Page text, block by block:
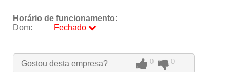
Horário de funcionamento:
Dom:
Fechado
Ter:
09:00 - 18:00
Qua:
09:00 - 18:00
Gostou desta empresa? 0 0